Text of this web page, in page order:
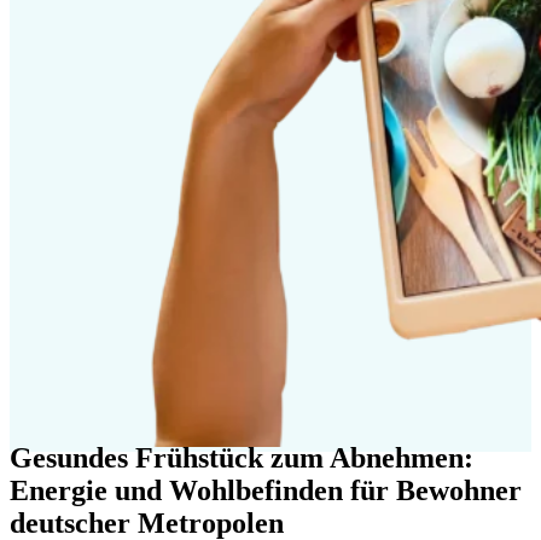
Gesundes Frühstück zum Abnehmen:
Energie und Wohlbefinden für Bewohner
deutscher Metropolen